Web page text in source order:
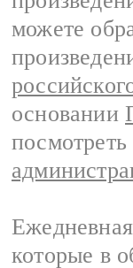
можете
основании
которые в